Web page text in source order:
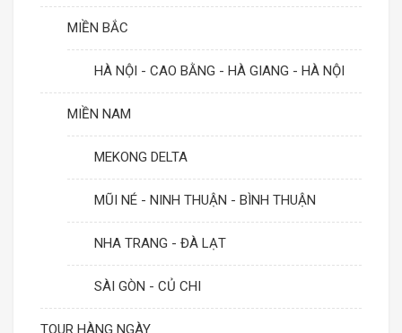
MIỀN BẮC
HÀ NỘI - CAO BẰNG - HÀ GIANG - HÀ NỘI
MIỀN NAM
MEKONG DELTA
MŨI NÉ - NINH THUẬN - BÌNH THUẬN
NHA TRANG - ĐÀ LẠT
SÀI GÒN - CỦ CHI
TOUR HÀNG NGÀY